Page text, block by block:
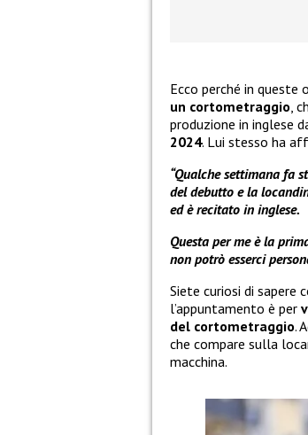
Ecco perché in queste
un cortometraggio,
produzione in inglese
2024. Lui stesso ha
“Qualche settimana fa
del debutto e la
ed è recitato in inglese.
Questa per me è la
non potrò esserci
Siete curiosi di sapere
l’appuntamento è per
del cortometraggio.
che compare sulla
macchina.